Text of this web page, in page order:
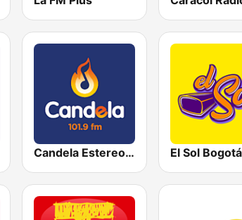
Candela Estereo 101.9 FM El Sol Bogotá